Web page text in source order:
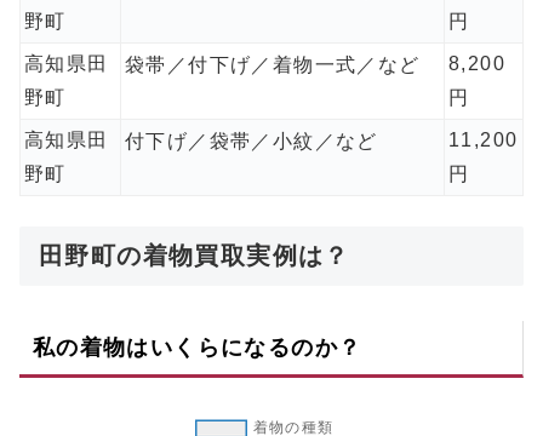
野町
円
高知県田
野町
袋帯／付下げ／着物一式／など
8,200
円
高知県田
野町
付下げ／袋帯／小紋／など
11,200
円
田野町の着物買取実例は？
私の着物はいくらになるのか？